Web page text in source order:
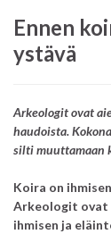
Ennen
ystävä
Arkeologit ovat
haudoista.
silti muuttamaan
Koira on
Arkeologit ovat
ihmisen ja